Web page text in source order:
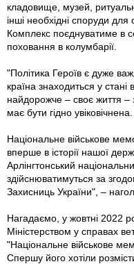
кладовище, музей,
інші необхідні споруди для
Комплекс поєднуватиме в
поховання в колумбарії.
"Політика Героїв є дуже
країна знаходиться у стані
найдорожче – своє життя –
має бути гідно увіковічнена.
Національне військове
вперше в історії нашої
Арлінгтонський
здійснюватимуться за
Захисниць України", –
Нагадаємо, у жовтні 2022
Міністерством у справах
"Національне військове
Спершу його хотіли